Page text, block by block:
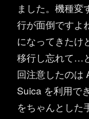
ました。機種変
行が面倒ですよ
になってきたけ
移行し忘れて…
回注意したのは
Suica を利用で
をちゃんとした